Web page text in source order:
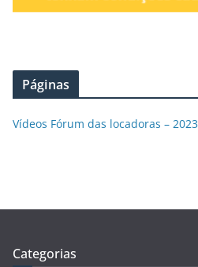
Páginas
Vídeos Fórum das locadoras – 2023
Categorias